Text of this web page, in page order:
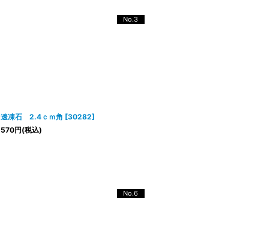
No.3
遼凍石 2.4ｃｍ角 [30282]
570円(税込)
No.6